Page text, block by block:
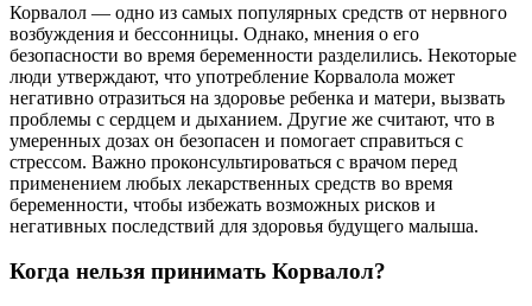
Корвалол — одно из самых популярных средств от нервного
возбуждения и бессонницы. Однако, мнения о его
безопасности во время беременности разделились. Некоторые
люди утверждают, что употребление Корвалола может
негативно отразиться на здоровье ребенка и матери, вызвать
проблемы с сердцем и дыханием. Другие же считают, что в
умеренных дозах он безопасен и помогает справиться с
стрессом. Важно проконсультироваться с врачом перед
применением любых лекарственных средств во время
беременности, чтобы избежать возможных рисков и
негативных последствий для здоровья будущего малыша.
Когда нельзя принимать Корвалол?